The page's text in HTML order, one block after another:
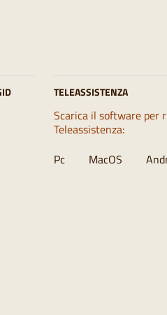
TELEASSISTENZA
Scarica il software per
Teleassistenza:
Pc
MacOS